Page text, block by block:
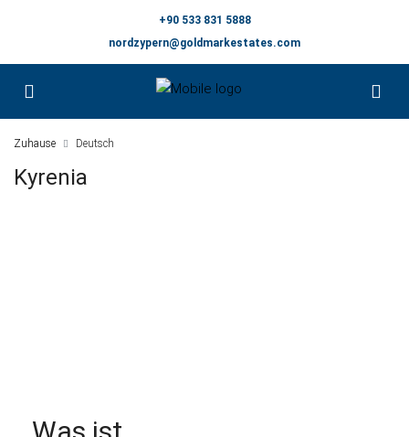
+90 533 831 5888
nordzypern@goldmarkestates.com
Zuhause Deutsch
Kyrenia